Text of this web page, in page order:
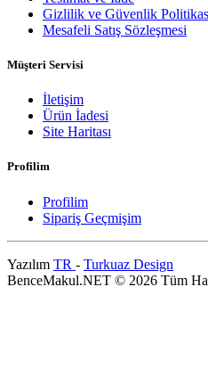
Gizlilik ve Güvenlik
Mesafeli Satış Sözleşmesi
Müşteri Servisi
İletişim
Ürün İadesi
Site Haritası
Profilim
Profilim
Sipariş Geçmişim
Yazılım TR - Turkuaz Design
BenceMakul.NET © 2026 Tüm